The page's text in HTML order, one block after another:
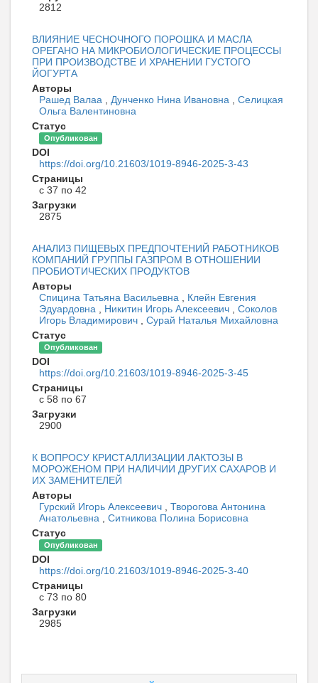
2812
ВЛИЯНИЕ ЧЕСНОЧНОГО ПОРОШКА И МАСЛА
ОРЕГАНО НА МИКРОБИОЛОГИЧЕСКИЕ ПРОЦЕССЫ
ПРИ ПРОИЗВОДСТВЕ И ХРАНЕНИИ ГУСТОГО
ЙОГУРТА
Авторы
Рашед Валаа
Дунченко Нина Ивановна
Селицкая
Ольга Валентиновна
Статус
Опубликован
DOI
https://doi.org/10.21603/1019-8946-2025-3-43
Страницы
с 37 по 42
Загрузки
2875
АНАЛИЗ ПИЩЕВЫХ ПРЕДПОЧТЕНИЙ РАБОТНИКОВ
КОМПАНИЙ ГРУППЫ ГАЗПРОМ В ОТНОШЕНИИ
ПРОБИОТИЧЕСКИХ ПРОДУКТОВ
Авторы
Спицина Татьяна Васильевна
Клейн Евгения
Эдуардовна
Никитин Игорь Алексеевич
Соколов
Игорь Владимирович
Сурай Наталья Михайловна
Статус
Опубликован
DOI
https://doi.org/10.21603/1019-8946-2025-3-45
Страницы
с 58 по 67
Загрузки
2900
К ВОПРОСУ КРИСТАЛЛИЗАЦИИ ЛАКТОЗЫ В
МОРОЖЕНОМ ПРИ НАЛИЧИИ ДРУГИХ САХАРОВ И
ИХ ЗАМЕНИТЕЛЕЙ
Авторы
Гурский Игорь Алексеевич
Творогова Антонина
Анатольевна
Ситникова Полина Борисовна
Статус
Опубликован
DOI
https://doi.org/10.21603/1019-8946-2025-3-40
Страницы
с 73 по 80
Загрузки
2985